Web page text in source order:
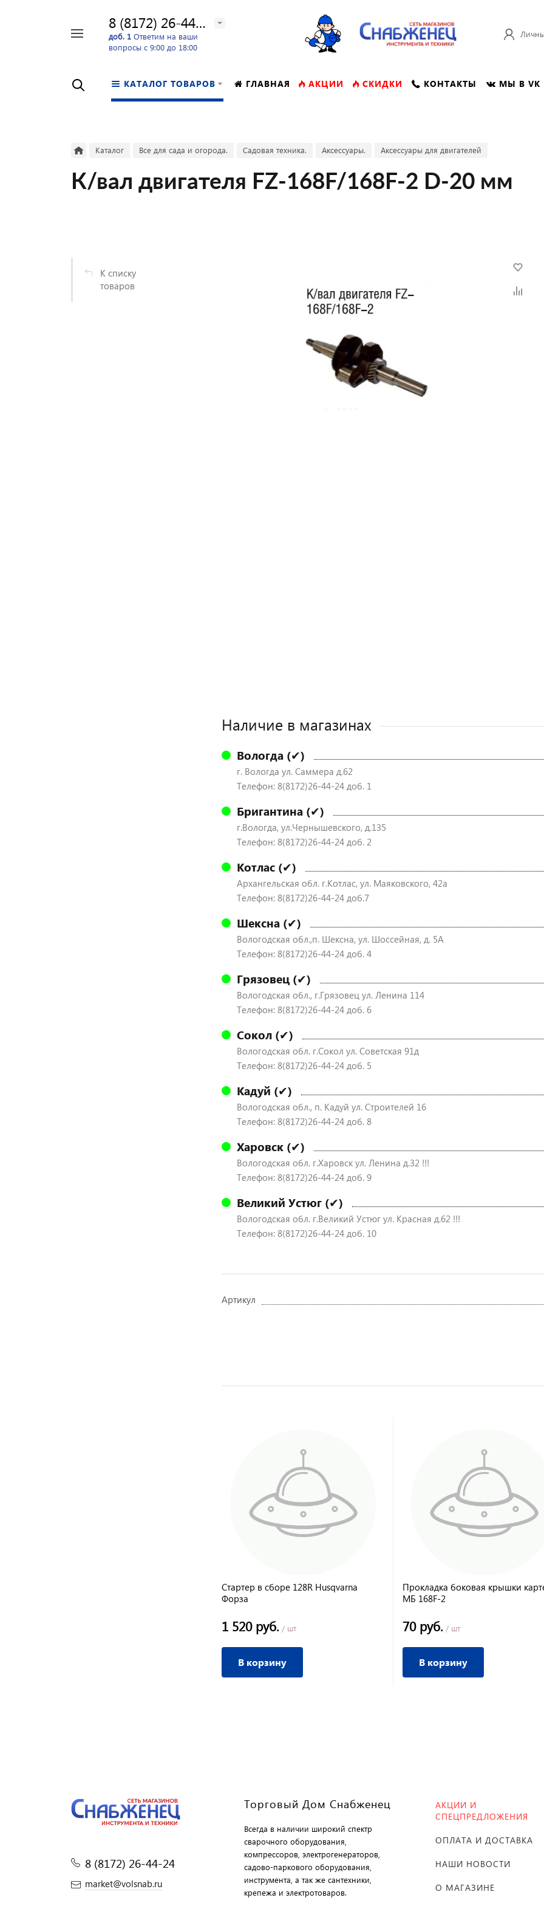
8 (8172) 26-44-24
доб. 1 Ответим на ваши
вопросы с 9:00 до 18:00
КАТАЛОГ ТОВАРОВ ГЛАВНАЯ АКЦИИ СКИДКИ КОНТАКТЫ МЫ В VK
Каталог Все для сада и огорода. Садовая техника. Аксессуары. Аксессуары для двигателей
К/вал двигателя FZ-168F/168F-2 D-20 мм
К списку
товаров
Наличие в магазинах
Вологда (✔)
г. Вологда ул. Саммера д.62
Телефон: 8(8172)26-44-24 доб. 1
Бригантина (✔)
г.Вологда, ул.Чернышевского, д.135
Телефон: 8(8172)26-44-24 доб. 2
Котлас (✔)
Архангельская обл. г.Котлас, ул. Маяковского, 42а
Телефон: 8(8172)26-44-24 доб.7
Шексна (✔)
Вологодская обл.,п. Шексна, ул. Шоссейная, д. 5А
Телефон: 8(8172)26-44-24 доб. 4
Грязовец (✔)
Вологодская обл., г.Грязовец ул. Ленина 114
Телефон: 8(8172)26-44-24 доб. 6
Сокол (✔)
Вологодская обл. г.Сокол ул. Советская 91д
Телефон: 8(8172)26-44-24 доб. 5
Кадуй (✔)
Вологодская обл., п. Кадуй ул. Строителей 16
Телефон: 8(8172)26-44-24 доб. 8
Харовск (✔)
Вологодская обл. г.Харовск ул. Ленина д.32 !!!
Телефон: 8(8172)26-44-24 доб. 9
Великий Устюг (✔)
Вологодская обл. г.Великий Устюг ул. Красная д.62 !!!
Телефон: 8(8172)26-44-24 доб. 10
Артикул
Стартер в сборе 128R Husqvarna
Форза
1 520 руб. / шт
В корзину
Прокладка боковая крышки
МБ 168F-2
70 руб. / шт
В корзину
8 (8172) 26-44-24
market@volsnab.ru
Торговый Дом Снабженец
Всегда в наличии широкий спектр
сварочного оборудования,
компрессоров, электрогенераторов,
садово-паркового оборудования,
инструмента, а так же сантехники,
крепежа и электротоваров.
АКЦИИ И
СПЕЦПРЕДЛОЖЕНИЯ
ОПЛАТА И ДОСТАВКА
НАШИ НОВОСТИ
О МАГАЗИНЕ